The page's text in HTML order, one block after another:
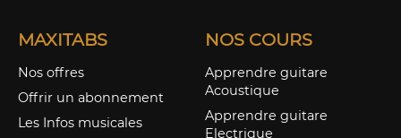
MAXITABS
Nos offres
Offrir un abonnement
Les Infos musicales
NOS COURS
Apprendre guitare
Acoustique
Apprendre guitare
Electrique